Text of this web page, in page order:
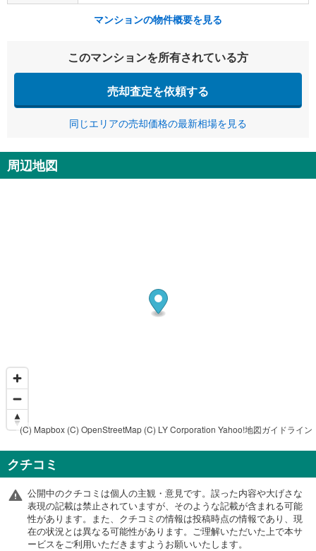
マンションの物件概要を見る
このマンションを所有されている方
売却査定を依頼する
同じエリアの売却価格の最新相場を見る
周辺地図
(C) Mapbox (C) OpenStreetMap (C) LY Corporation Yahoo!地図ガイドライン
クチコミ
公開中のクチコミは個人の主観・意見です。誤った内容や大げさな
表現の記載は禁止されていますが、そのような記載が含まれる可能
性があります。また、クチコミの情報は投稿時点の情報であり、現
在の状況とは異なる可能性があります。ご理解いただいた上で本サ
ービスをご利用いただきますようお願いいたします。